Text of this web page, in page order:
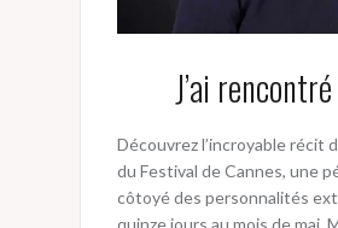
J’ai
Découvrez l’incroyable récit
du Festival de Cannes, une
côtoyé des personnalités